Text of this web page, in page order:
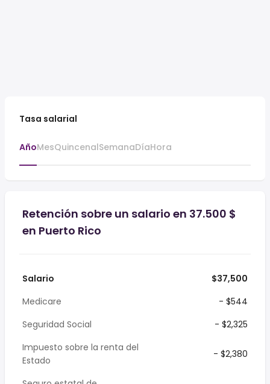
Tasa salarial
AñoMesQuincenalSemanaDíaHora
Retención sobre un salario en 37.500 $
en Puerto Rico
Salario
$37,500
Medicare
- $544
Seguridad Social
- $2,325
Impuesto sobre la renta del
Estado
- $2,380